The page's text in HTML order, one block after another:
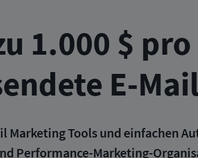
1.000 $
E-
Marketing Tools und einfachen
Performance-Marketing-